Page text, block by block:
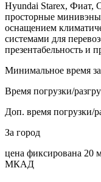
Hyundai Starex, Фиат,
просторные
оснащением
системами для
презентабельность и
Минимальное время
Время погрузки/
Доп. время погрузки/
За город
цена фиксирована 20
МКАД